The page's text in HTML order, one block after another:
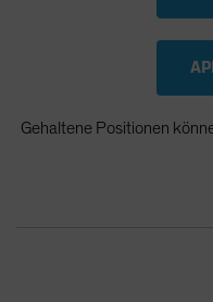
Gehaltene Positionen